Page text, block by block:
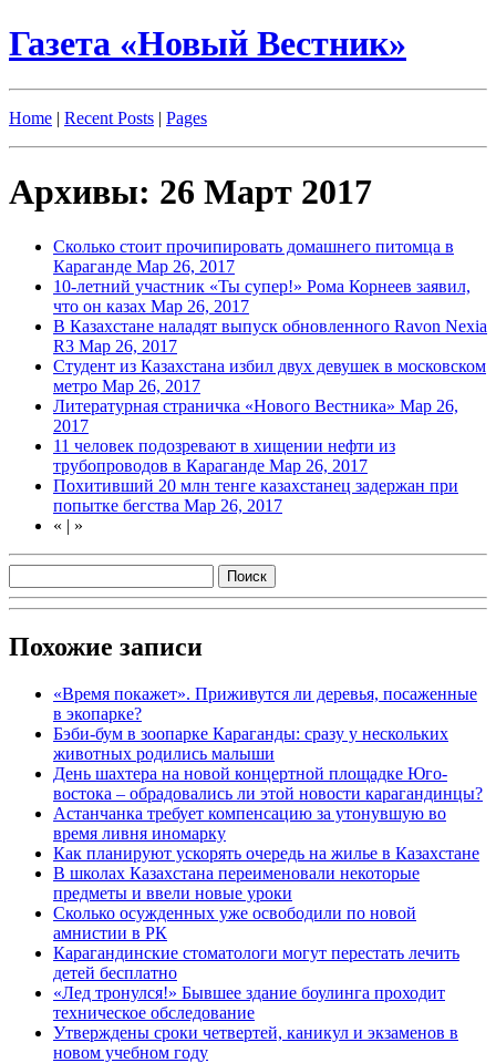
Газета «Новый Вестник»
Home | Recent Posts | Pages
Архивы: 26 Март 2017
Сколько стоит прочипировать домашнего питомца в
Караганде Мар 26, 2017
10-летний участник «Ты супер!» Рома Корнеев заявил,
что он казах Мар 26, 2017
В Казахстане наладят выпуск обновленного Ravon Nexia
R3‍ Мар 26, 2017
Студент из Казахстана избил двух девушек в московском
метро Мар 26, 2017
Литературная страничка «Нового Вестника» Мар 26,
2017
11 человек подозревают в хищении нефти из
трубопроводов в Караганде Мар 26, 2017
Похитивший 20 млн тенге казахстанец задержан при
попытке бегства Мар 26, 2017
« | »
Похожие записи
«Время покажет». Приживутся ли деревья, посаженные
в экопарке?
Бэби-бум в зоопарке Караганды: сразу у нескольких
животных родились малыши
День шахтера на новой концертной площадке Юго-
востока – обрадовались ли этой новости карагандинцы?
Астанчанка требует компенсацию за утонувшую во
время ливня иномарку
Как планируют ускорять очередь на жилье в Казахстане
В школах Казахстана переименовали некоторые
предметы и ввели новые уроки
Сколько осужденных уже освободили по новой
амнистии в РК
Карагандинские стоматологи могут перестать лечить
детей бесплатно
«Лед тронулся!» Бывшее здание боулинга проходит
техническое обследование
Утверждены сроки четвертей, каникул и экзаменов в
новом учебном году